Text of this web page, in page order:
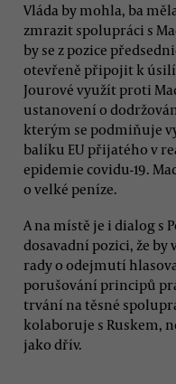
Vláda by mohla, ba
zmrazit spolupráci s
by se z pozice
otevřeně připojit k
Jourové využít proti
ustanovení o
kterým se podmiňuje
balíku EU přijatého v
epidemie covidu-19.
o velké peníze.
A na místě je i dialog s
dosavadní pozici, že
rady o odejmutí
porušování principů
trvání na těsné
kolaboruje s Ruskem,
jako dřív.